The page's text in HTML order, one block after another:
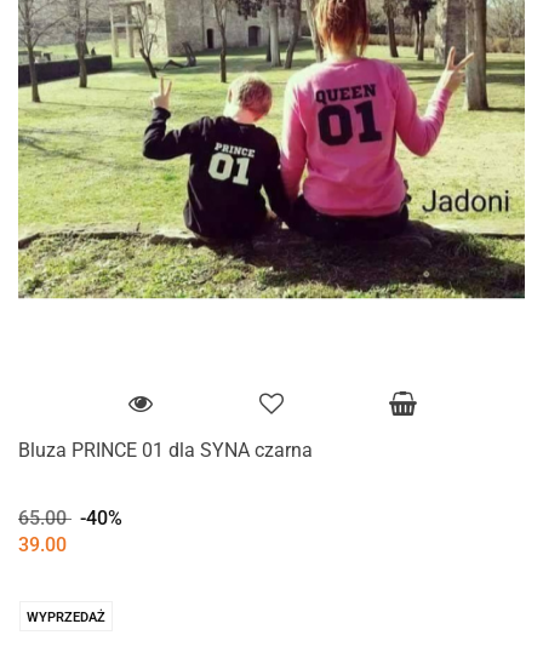
Bluza PRINCE 01 dla SYNA czarna
65.00 -40%
39.00
WYPRZEDAŻ